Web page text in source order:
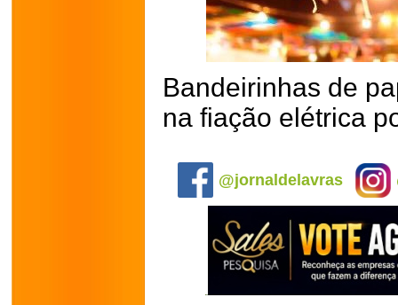
Bandeirinhas de
na fiação elétrica
@jornaldelavras